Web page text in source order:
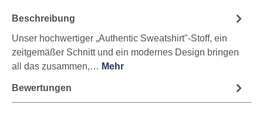
Beschreibung
Unser hochwertiger „Authentic Sweatshirt"-Stoff, ein
zeitgemäßer Schnitt und ein modernes Design bringen
all das zusammen,… Mehr
Bewertungen